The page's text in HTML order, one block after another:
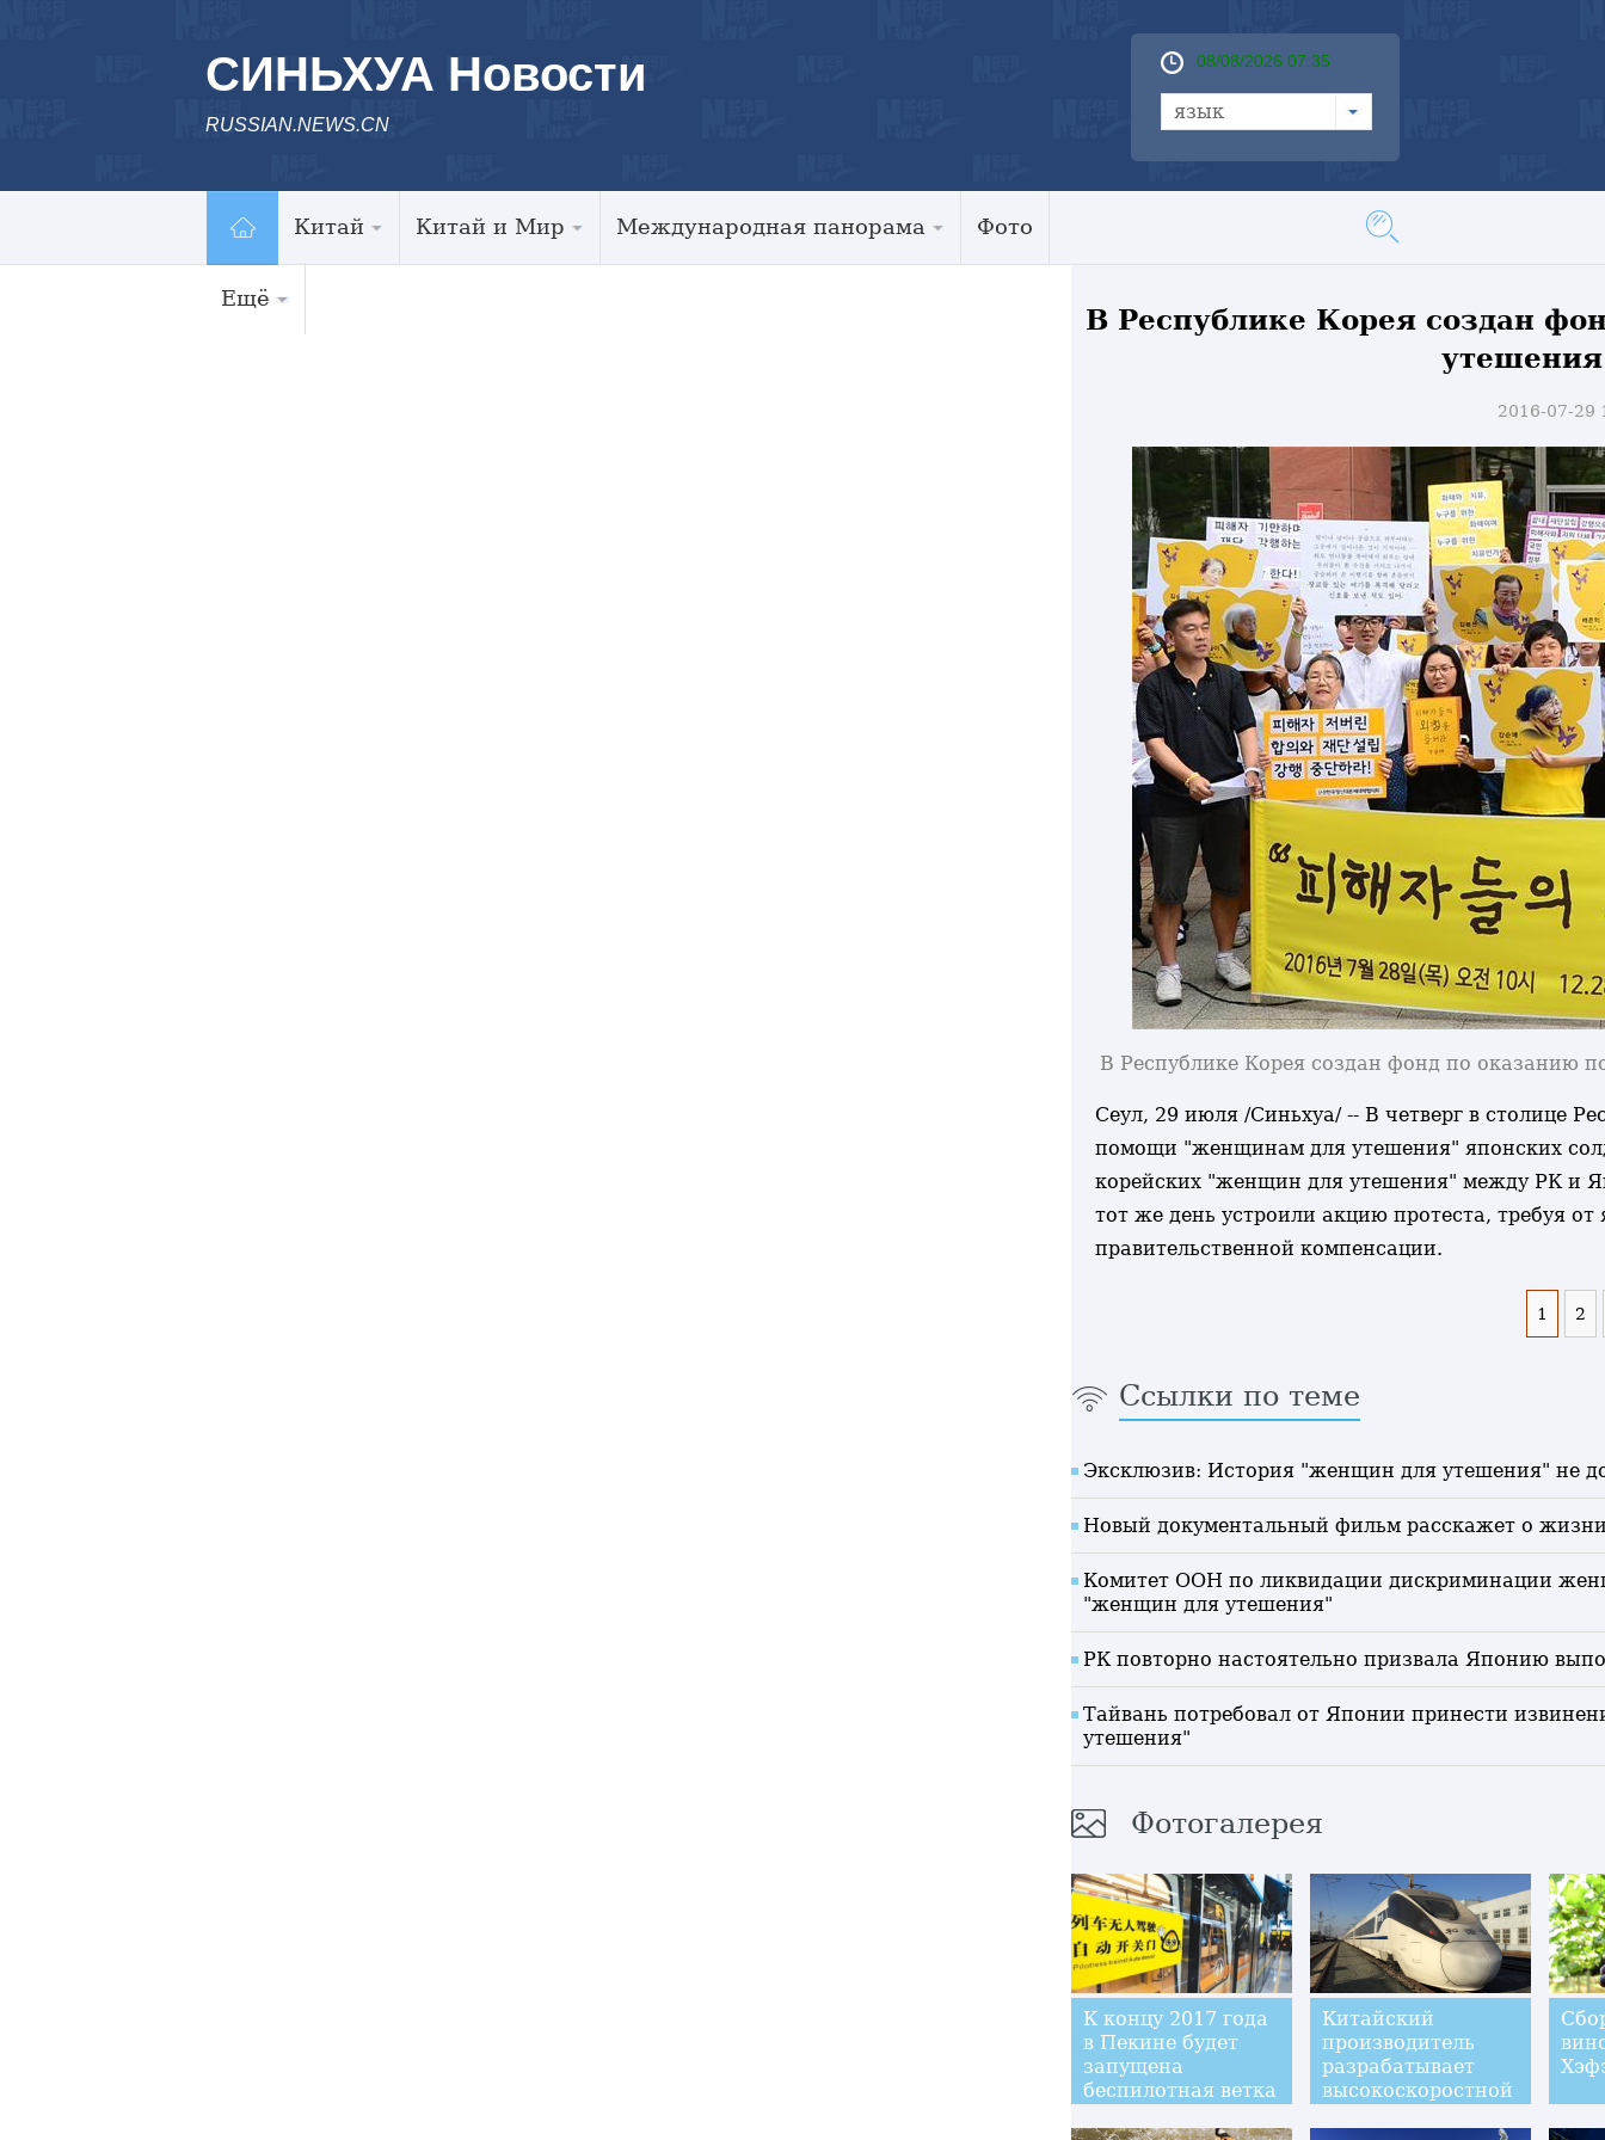
СИНЬХУА Новости
RUSSIAN.NEWS.CN
08/08/2026 07:35
язык
Китай Китай и Мир Международная панорама Фото
Ещё
В Республике Корея создан
2016-07-29
В Республике Корея создан фонд по оказанию
Сеул, 29 июля /Синьхуа/ -- В четверг в столице
помощи "женщинам для утешения" японских
корейских "женщин для утешения" между РК и
тот же день устроили акцию протеста, требуя
правительственной компенсации.
1 2
Ссылки по теме
Эксклюзив: История "женщин для утешения" не
Новый документальный фильм расскажет о
Комитет ООН по ликвидации дискриминации
"женщин для утешения"
РК повторно настоятельно призвала Японию
Тайвань потребовал от Японии принести
утешения"
Фотогалерея
К концу 2017 года
в Пекине будет
запущена
беспилотная ветка
Китайский
производитель
разрабатывает
высокоскоростной